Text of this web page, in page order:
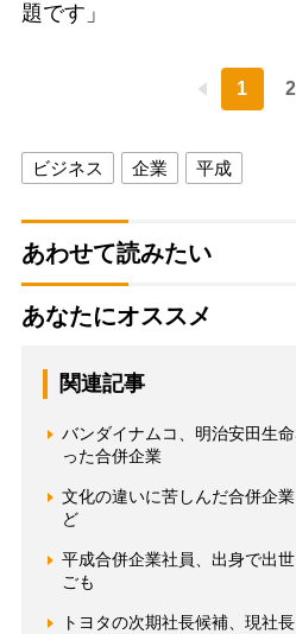
題です」
1 2
ビジネス 企業 平成
あわせて読みたい
あなたにオススメ
関連記事
バンダイナムコ、明治安田生
った合併企業
文化の違いに苦しんだ合併企
ど
平成合併企業社員、出身で出
ごも
トヨタの次期社長候補、現社